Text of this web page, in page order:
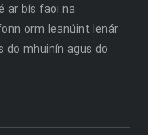
ar bís faoi na
orm leanúint lenár
do mhuinín agus do